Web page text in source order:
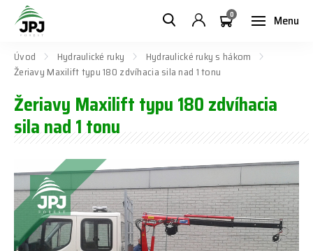
Menu
0
Úvod Hydraulické ruky
Hydraulické ruky s hákom
Žeriavy Maxilift typu 180 zdvíhacia sila nad 1 tonu
Žeriavy Maxilift typu 180 zdvíhacia
sila nad 1 tonu